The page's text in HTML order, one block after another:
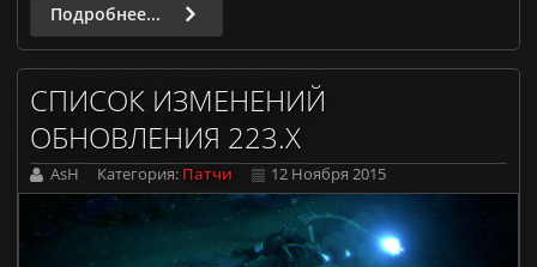
Подробнее...
СПИСОК ИЗМЕНЕНИЙ
ОБНОВЛЕНИЯ 223.X
AsH Категория: Патчи 12 Ноября 2015